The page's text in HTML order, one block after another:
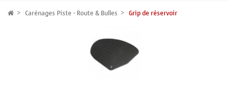
Carénages Piste - Route & Bulles Grip de réservoir